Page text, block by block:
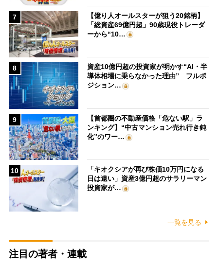
7
【億り人オールスターが狙う20銘柄】
「総資産69億円超」90歳現役トレーダ
ーから“10…
8
資産10億円超の投資家が明かす“AI・半
導体相場に乗らなかった理由” フルポ
ジション…
9
【首都圏の不動産価格「危ない駅」ラ
ンキング】“中古マンション売れ行き鈍
化”のワー…
10
「キオクシアが再び株価10万円になる
日は遠い」資産3億円超のサラリーマン
投資家が…
一覧を見る
注目の著者・連載